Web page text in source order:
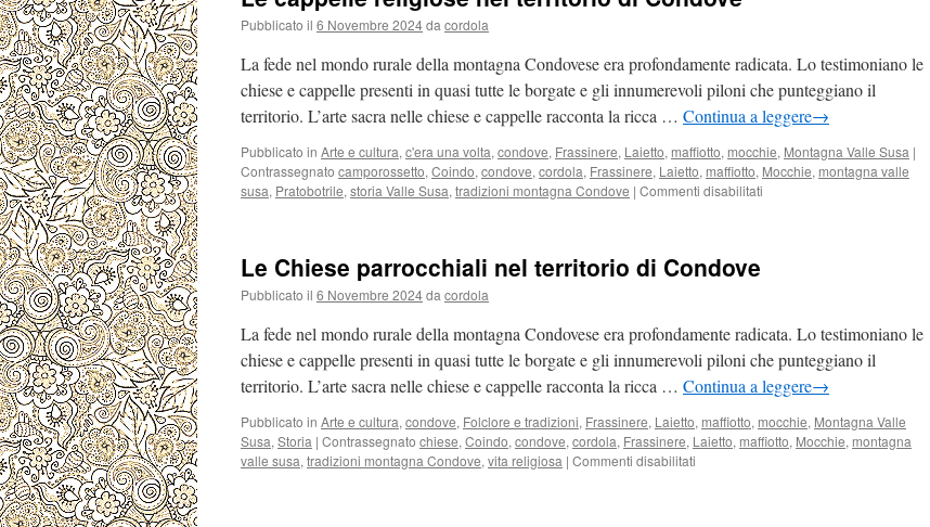
Condove
Pubblicato il 6 Novembre 2024da cordola
La fede nel mondo rurale della montagna Condovese era profondamente radicata. Lo testimoniano le
chiese e cappelle presenti in quasi tutte le borgate e gli innumerevoli piloni che punteggiano il
territorio. L’arte sacra nelle chiese e cappelle racconta la ricca … Continua a leggere→
Pubblicato in Arte e cultura, c'era una volta, condove, Frassinere, Laietto, maffiotto, mocchie, Montagna Valle Susa |
Contrassegnato camporossetto, Coindo, condove, cordola, Frassinere, Laietto, maffiotto, Mocchie, montagna valle
susa, Pratobotrile, storia Valle Susa, tradizioni montagna Condove | Commenti disabilitati
Condove
Le Chiese parrocchiali nel territorio di Condove
Pubblicato il 6 Novembre 2024da cordola
La fede nel mondo rurale della montagna Condovese era profondamente radicata. Lo testimoniano le
chiese e cappelle presenti in quasi tutte le borgate e gli innumerevoli piloni che punteggiano il
territorio. L’arte sacra nelle chiese e cappelle racconta la ricca … Continua a leggere→
Pubblicato in Arte e cultura, condove, Folclore e tradizioni, Frassinere, Laietto, maffiotto, mocchie, Montagna Valle
Susa, Storia | Contrassegnato chiese, Coindo, condove, cordola, Frassinere, Laietto, maffiotto, Mocchie, montagna
valle susa, tradizioni montagna Condove, vita religiosa | Commenti disabilitati